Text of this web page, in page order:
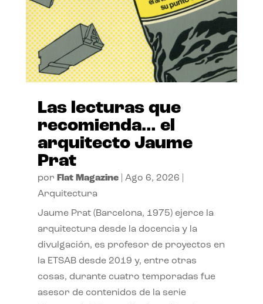
Las lecturas que
recomienda… el
arquitecto Jaume
Prat
por Flat Magazine| Ago 6, 2026
Arquitectura
Jaume Prat (Barcelona, 1975) ejerce la
arquitectura desde la docencia y la
divulgación, es profesor de proyectos en
la ETSAB desde 2019 y, entre otras
cosas, durante cuatro temporadas fue
asesor de contenidos de la serie